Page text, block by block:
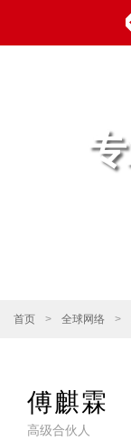
首页 > 全球网络 >
傅麒霖
高级合伙人